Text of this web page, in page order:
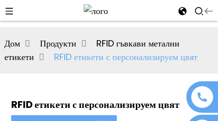
Дом Продукти
RFID гъвкави метални
етикети
RFID етикети с персонализируем цвят
RFID етикети с персонализируем цвят